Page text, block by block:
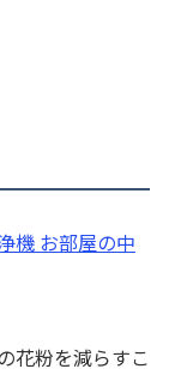
機 お部屋の中
花粉を減らすこ